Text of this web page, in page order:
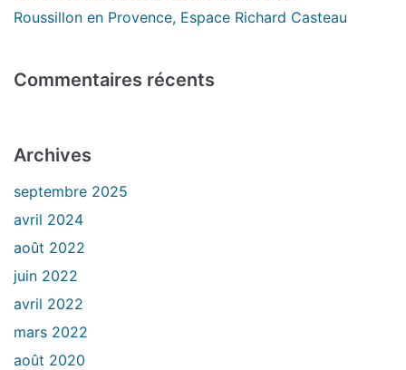
Roussillon en Provence, Espace Richard Casteau
Commentaires récents
Archives
septembre 2025
avril 2024
août 2022
juin 2022
avril 2022
mars 2022
août 2020